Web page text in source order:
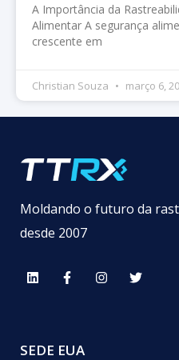
A Importância da
Alimentar A segurança
crescente em
Christian Souza março 6,
Moldando o futuro da
desde 2007
SEDE EUA